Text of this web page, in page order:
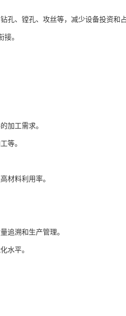
孔、镗孔、攻丝等，减少设备投资和
。
加工需求。
等。
材料利用率。
追溯和生产管理。
水平。